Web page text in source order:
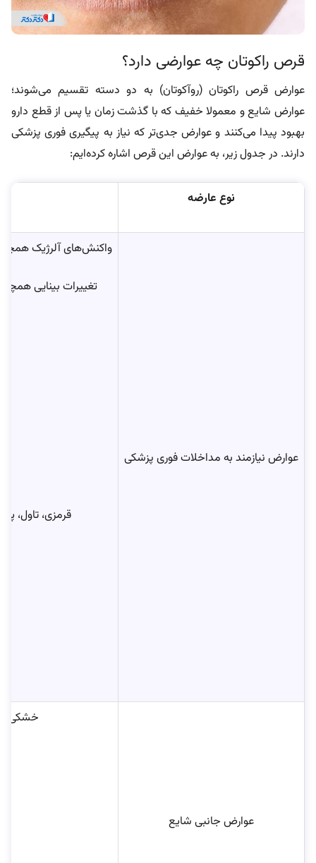
قرص راکوتان چه عوارضی دارد؟
عوارض قرص راکوتان (روآکوتان) به دو دسته تقسیم می‌شوند؛
عوارض شایع و معمولا خفیف که با گذشت زمان یا پس از قطع دارو
بهبود پیدا می‌کنند و عوارض جدی‌تر که نیاز به پیگیری فوری پزشکی
دارند. در جدول زیر، به عوارض این قرص اشاره کرده‌ایم:
نوع عارضه
عوارض نیازمند به مداخلات فوری پزشکی
واکنش‌های آلرژیک
تغییرات بینایی
قرمزی،
عوارض جانبی شایع
خشکی